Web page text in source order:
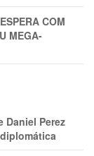
COM
MEGA-
Daniel Perez